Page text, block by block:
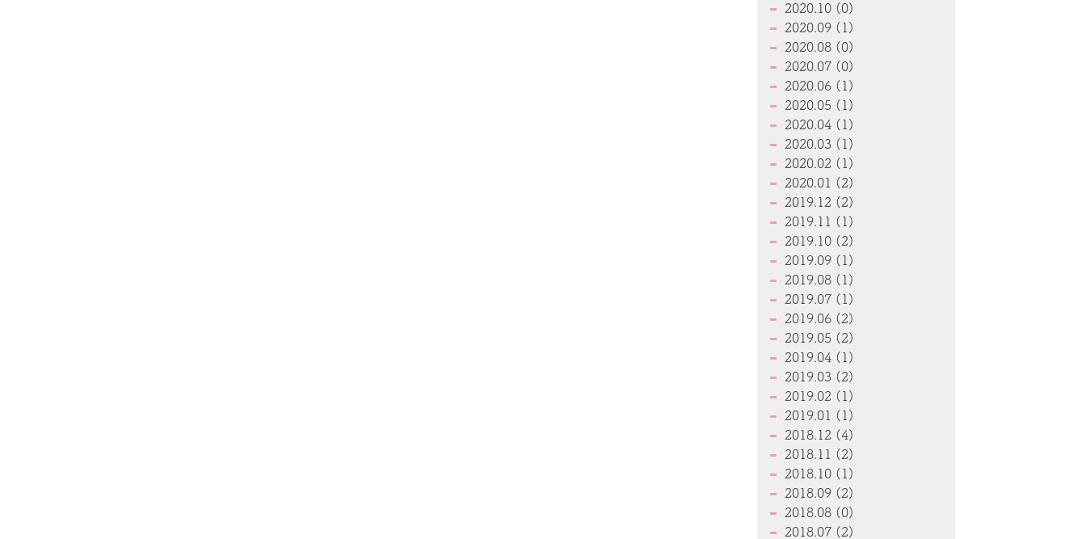
2020.10 (0)
2020.09 (1)
2020.08 (0)
2020.07 (0)
2020.06 (1)
2020.05 (1)
2020.04 (1)
2020.03 (1)
2020.02 (1)
2020.01 (2)
2019.12 (2)
2019.11 (1)
2019.10 (2)
2019.09 (1)
2019.08 (1)
2019.07 (1)
2019.06 (2)
2019.05 (2)
2019.04 (1)
2019.03 (2)
2019.02 (1)
2019.01 (1)
2018.12 (4)
2018.11 (2)
2018.10 (1)
2018.09 (2)
2018.08 (0)
2018.07 (2)